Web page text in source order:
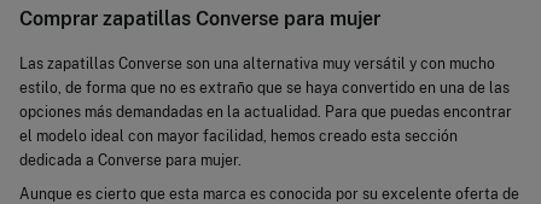
Comprar zapatillas Converse para mujer
Las zapatillas Converse son una alternativa muy versátil y con mucho
estilo, de forma que no es extraño que se haya convertido en una de las
opciones más demandadas en la actualidad. Para que puedas encontrar
el modelo ideal con mayor facilidad, hemos creado esta sección
dedicada a Converse para mujer.
Aunque es cierto que esta marca es conocida por su excelente oferta de